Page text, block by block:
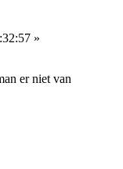
»
er niet van